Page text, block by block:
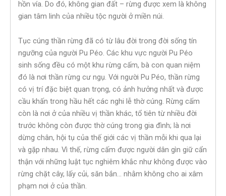
hồn vía. Do đó, không gian đất – rừng được xem là không
gian tâm linh của nhiều tộc người ở miền núi.
Tục cúng thần rừng đã có từ lâu đời trong đời sống tín
ngưỡng của người Pu Péo. Các khu vực người Pu Péo
sinh sống đều có một khu rừng cấm, bà con quan niệm
đó là nơi thần rừng cư ngụ. Với người Pu Péo, thần rừng
có vị trí đặc biệt quan trọng, có ảnh hưởng nhất và được
cầu khấn trong hầu hết các nghi lễ thờ cúng. Rừng cấm
còn là nơi ở của nhiều vị thần khác, tổ tiên từ nhiều đời
trước không còn được thờ cúng trong gia đình; là nơi
dừng chân, hội tụ của thế giới các vị thần mỗi khi qua lại
và gặp nhau. Vì thế, rừng cấm được người dân gìn giữ cẩn
thận với những luật tục nghiêm khắc như không được vào
rừng chặt cây, lấy củi, săn bắn… nhằm không cho ai xâm
phạm nơi ở của thần.